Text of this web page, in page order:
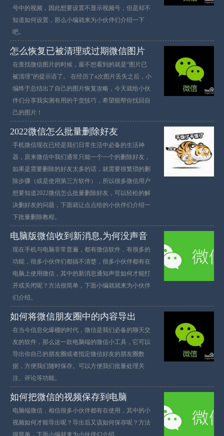
号中的视频，因此想要设置不显示视频号，但是却不
知道如何设置，那么小编就来为小伙伴们介绍一下
吧。
怎么恢复​​已被清理或过期微信图片
在查找微信图片的时候，最不想看到的就是“图片已
被清理”的提示语了。 在经历了n次图片丢失之后，小
编终于总结出了自己的图片恢复攻略，今天就给小伙
伴们分享我实测有用的干货技巧，希望能帮你找回自
己的图片！
2022微信怎么批量删除好友
手机微信现在已经是我们日常生活中必备的生活神
器，原来微信中我们通常只能一个一个的删除好友，
如果是需要删除的好友太多的话，就需要很繁琐的删
除步骤（或是使用第三方软件），所以很多微信用户
想要知道2022微信怎么批量删除好友，可以轻松的解
决删好友的问题，下面就让点点给的小伙伴们介绍一
下批量删除教程。
电脑版微信收到新消息,为何没声音
现在手机与电脑非常普遍，都有微信软件，有很多的
功能，很多小伙伴们都搞不清楚，很多小伙伴都有在
电脑上使用微信，其中的新消息通知声音如何才能打
开或关闭呢？方法很简单，下面小编就就来为小伙伴
们介绍。
如何将微信朋友圈中的内容导出
在当今信息化爆棚的时代，微信是我们必备的聊天交
友的软件，那么这一款电脑端的微信小工具，它可以
导出你自己的朋友圈或者指定微信好友的朋友圈数
据，方便我们随时保存。可以方便我们批量处理关
注、评论等功能。
如何把微信的视频保存到电脑
电脑端微信，相信很多小伙伴都有在使用，其中的小
视频如何才能导出呢？导出后又该如何保存呢？方法
很简单，下面小编就来为小伙伴们介绍。